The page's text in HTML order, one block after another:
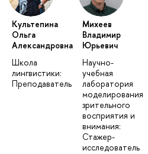
Культепина
Ольга
Александровна
Школа
лингвистики:
Преподаватель
Михеев
Владимир
Юрьевич
Научно-
учебная
лаборатория
моделирования
зрительного
восприятия и
внимания:
Стажер-
исследователь